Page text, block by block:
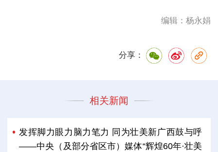
编辑：杨永娟
分享：
相关新闻
发挥脚力眼力脑力笔力 同为壮美新广西鼓与呼
——中央（及部分省区市）媒体“辉煌60年·壮美